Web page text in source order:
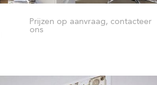
Prijzen op aanvraag, contacteer
ons